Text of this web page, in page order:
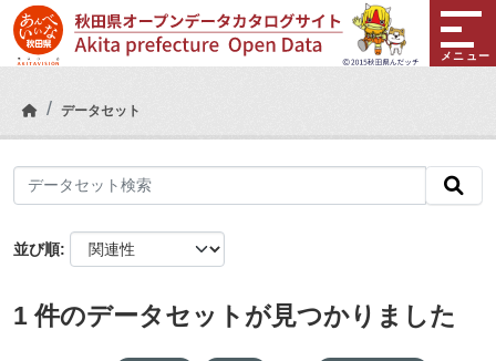
Skip to main content
メニュー
データセット
並び順
1 件のデータセットが見つかりました